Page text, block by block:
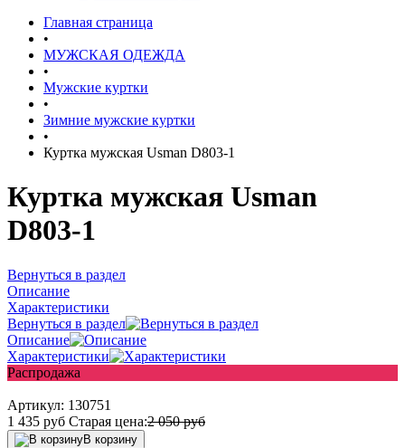
Главная страница
•
МУЖСКАЯ ОДЕЖДА
•
Мужские куртки
•
Зимние мужские куртки
•
Куртка мужская Usman D803-1
Куртка мужская Usman
D803-1
Вернуться в раздел
Описание
Характеристики
Вернуться в раздел
Описание
Характеристики
Распродажа
Артикул: 130751
1 435 руб Старая цена:2 050руб
В корзину